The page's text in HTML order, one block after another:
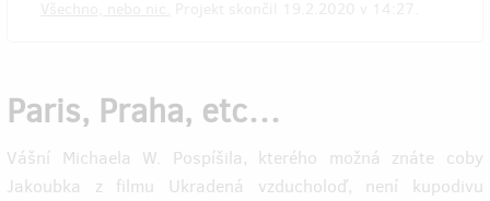
Paris, Praha, etc…
Vášní Michaela W. Pospíšila, kterého možná znáte coby
Jakoubka z filmu Ukradená vzducholoď, není kupodivu